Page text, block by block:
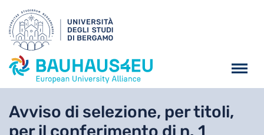
Avviso di selezione, per titoli,